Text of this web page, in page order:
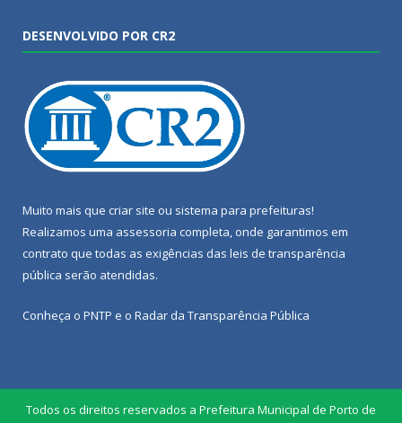
DESENVOLVIDO POR CR2
Muito mais que criar site ou sistema para prefeituras!
Realizamos uma assessoria completa, onde garantimos em
contrato que todas as exigências das leis de transparência
pública serão atendidas.
Conheça o PNTP e o Radar da Transparência Pública
Todos os direitos reservados a Prefeitura Municipal de Porto de